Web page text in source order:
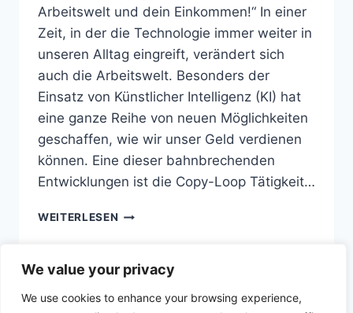
We value your privacy
We use cookies to enhance your browsing experience,
Arbeitswelt und dein Einkommen!“ In einer
Zeit, in der die Technologie immer weiter in
unseren Alltag eingreift, verändert sich
auch die Arbeitswelt. Besonders der
Einsatz von Künstlicher Intelligenz (KI) hat
eine ganze Reihe von neuen Möglichkeiten
geschaffen, wie wir unser Geld verdienen
können. Eine dieser bahnbrechenden
Entwicklungen ist die Copy-Loop Tätigkeit…
WEITERLESEN COPY-